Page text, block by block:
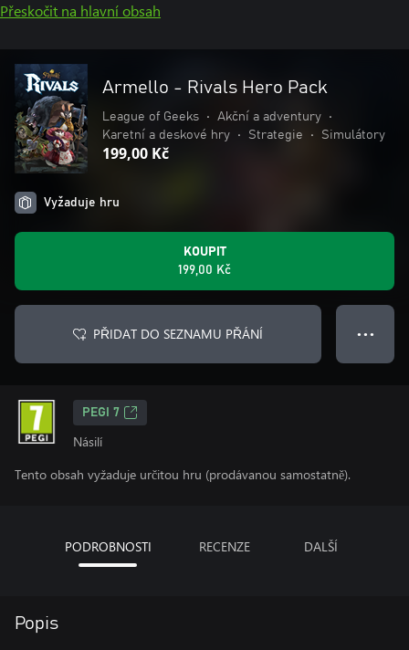
Přeskočit na hlavní obsah
Armello - Rivals Hero Pack
League of Geeks • Akční a adventury
•
Karetní a deskové hry
• Strategie • Simulátory
199,00 Kč
Vyžaduje hru
KOUPIT
199,00 Kč
PŘIDAT DO SEZNAMU PŘÁNÍ ● ● ●
PEGI 7
Násilí
Tento obsah vyžaduje určitou hru (prodávanou samostatně).
PODROBNOSTI RECENZE DALŠÍ
Popis